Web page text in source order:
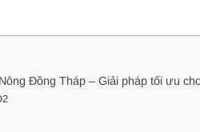
Đồng Tháp – Giải pháp tối ưu